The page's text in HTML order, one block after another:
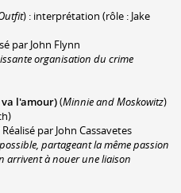
) : interprétation (rôle : Jake
par John Flynn
organisation du crime
l'amour)(Minnie and Moskowitz)
par John Cassavetes
partageant la même passion
arrivent à nouer une liaison